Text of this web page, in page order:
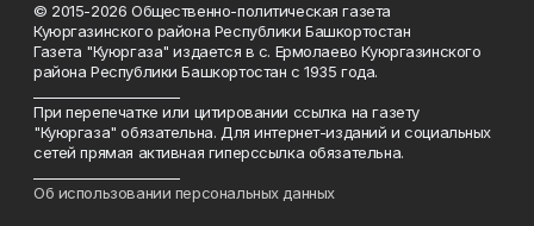
© 2015-2026 Общественно-политическая газета
Куюргазинского района Республики Башкортостан
Газета "Куюргаза" издается в с. Ермолаево Куюргазинского
района Республики Башкортостан с 1935 года.
При перепечатке или цитировании ссылка на газету
"Куюргаза" обязательна. Для интернет-изданий и социальных
сетей прямая активная гиперссылка обязательна.
Об использовании персональных данных